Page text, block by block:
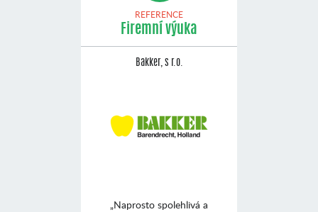
REFERENCE
Firemní výuka
Bakker, s r.o.
„Naprosto spolehlivá a